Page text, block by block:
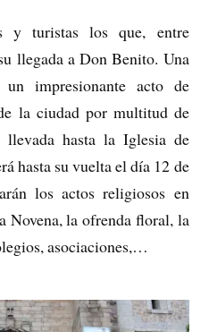
y turistas los que, entre
llegada a Don Benito. Una
impresionante acto de
la ciudad por multitud de
llevada hasta la Iglesia de
hasta su vuelta el día 12 de
los actos religiosos en
Novena, la ofrenda floral, la
asociaciones,…